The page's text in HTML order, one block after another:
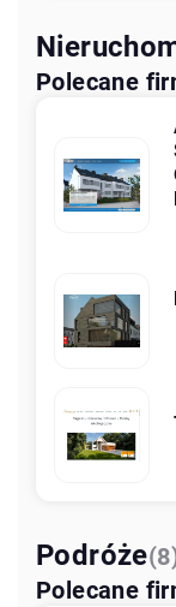
Polecane
Podróże
Polecane